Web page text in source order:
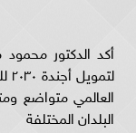
أكد الدكتور
البلدان المختلفة